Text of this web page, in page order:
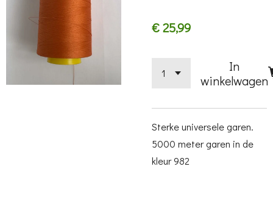
€ 25,99
In
winkelwagen
Sterke universele garen.
5000 meter garen in de
kleur 982